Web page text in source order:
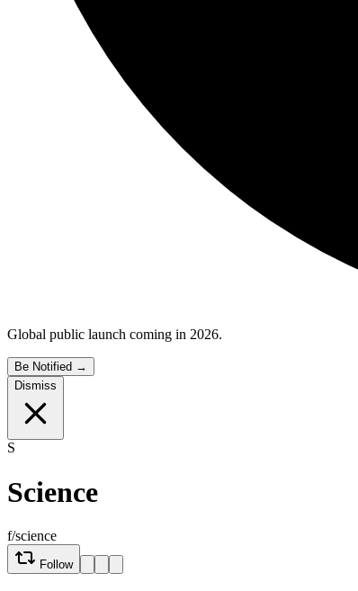
Global public launch coming in 2026.
Be Notified →
Dismiss
S
Science
f/science
Follow